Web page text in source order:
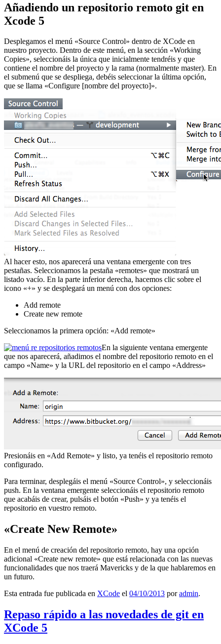
Añadiendo un repositorio remoto git en
Xcode 5
Desplegamos el menú «Source Control» dentro de XCode en
nuestro proyecto. Dentro de este menú, en la sección «Working
Copies», seleccionáis la única que inicialmente tendréis y que
contiene el nombre del proyecto y la rama (normalmente master). En
el submenú que se despliega, debéis seleccionar la última opción,
que se llama «Configure [nombre del proyecto]».
Al hacer esto, nos aparecerá una ventana emergente con tres
pestañas. Seleccionamos la pestaña «remotes» que mostrará un
listado vacío. En la parte inferior derecha, hacemos clic sobre el
icono «+» y se desplegará un menú con dos opciones:
Add remote
Create new remote
Seleccionamos la primera opción: «Add remote»
En la siguiente ventana emergente
que nos aparecerá, añadimos el nombre del repositorio remoto en el
campo «Name» y la URL del repositorio en el campo «Address»
Presionáis en «Add Remote» y listo, ya tenéis el repositorio remoto
configurado.
Para terminar, desplegáis el menú «Source Control», y seleccionáis
push. En la ventana emergente seleccionáis el repositorio remoto
que acabáis de crear, pulsáis el botón «Push» y ya tenéis el
repositorio en vuestro remoto.
«Create New Remote»
En el menú de creación del repositorio remoto, hay una opción
adicional «Create new remote» que está relacionada con las nuevas
funcionalidades que nos traerá Mavericks y de la que hablaremos en
un futuro.
Esta entrada fue publicada en XCode el 04/10/2013 poradmin.
Repaso rápido a las novedades de git en
XCode 5